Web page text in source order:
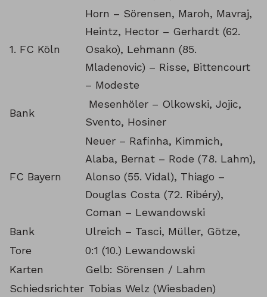
1. FC Köln
Horn – Sörensen, Maroh, Mavraj,
Heintz, Hector – Gerhardt (62.
Osako), Lehmann (85.
Mladenovic) – Risse, Bittencourt
– Modeste
Bank
Mesenhöler – Olkowski, Jojic,
Svento, Hosiner
FC Bayern
Neuer – Rafinha, Kimmich,
Alaba, Bernat – Rode (78. Lahm),
Alonso (55. Vidal), Thiago –
Douglas Costa (72. Ribéry),
Coman – Lewandowski
Bank
Ulreich – Tasci, Müller, Götze,
Tore
0:1 (10.) Lewandowski
Karten
Gelb: Sörensen / Lahm
Schiedsrichter Tobias Welz (Wiesbaden)